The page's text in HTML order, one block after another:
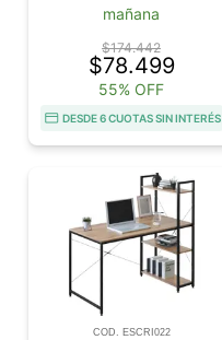
mañana
$174.442
$78.499
55% OFF
DESDE 6 CUOTAS SIN INTERÉS
COD. ESCRI022